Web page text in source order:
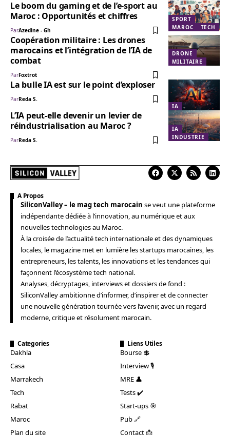
SPORT
MAROC
TECH
Le boom du gaming et de l’e-sport au
Maroc : Opportunités et chiffres
ParAzedine - Gh
DRONE
MILITAIRE
Coopération militaire : Les drones
marocains et l’intégration de l’IA de
combat
ParFoxtrot
IA
La bulle IA est sur le point d’exploser
ParReda S.
IA
INDUSTRIE
L’IA peut-elle devenir un levier de
réindustrialisation au Maroc ?
ParReda S.
A Propos
SiliconValley – le mag tech marocain se veut une plateforme
indépendante dédiée à l’innovation, au numérique et aux
nouvelles technologies au Maroc.
À la croisée de l’actualité tech internationale et des dynamiques
locales, le magazine met en lumière les startups marocaines, les
entrepreneurs, les talents, les innovations et les tendances qui
façonnent l’écosystème tech national.
Analyses, décryptages, interviews et dossiers de fond :
SiliconValley ambitionne d’informer, d’inspirer et de connecter
une nouvelle génération tournée vers l’avenir, avec un regard
moderne, critique et résolument marocain.
Categories
Dakhla
Casa
Marrakech
Tech
Rabat
Maroc
Plan du site
Liens Utiles
Bourse 💲
Interview 🎙️
MRE 👤
Tests ✔️
Start-ups 🎯
Pub 🔗
Contact 📩